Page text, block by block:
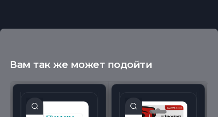
Вам так же может подойти